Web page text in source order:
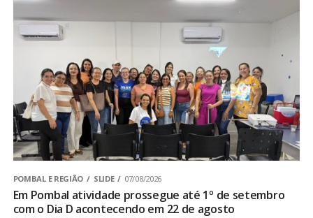
POMBAL E REGIÃO SLIDE 07/08/2026
Em Pombal atividade prossegue até 1º de setembro
com o Dia D acontecendo em 22 de agosto